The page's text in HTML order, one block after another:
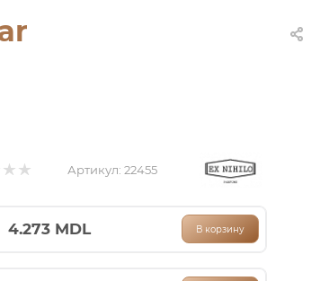
Артикул: 22455
4.273 MDL В корзину